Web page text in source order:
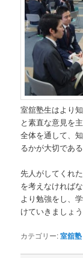
室舘塾生はより
と素直な意見を
全体を通して、
るかが大切であ
先人がしてくれ
を考えなければな
より勉強をし、
けていきましょう
カテゴリー:室舘塾